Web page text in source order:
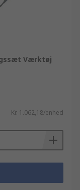
Værktøj
Kr. 1.062,18/enhed